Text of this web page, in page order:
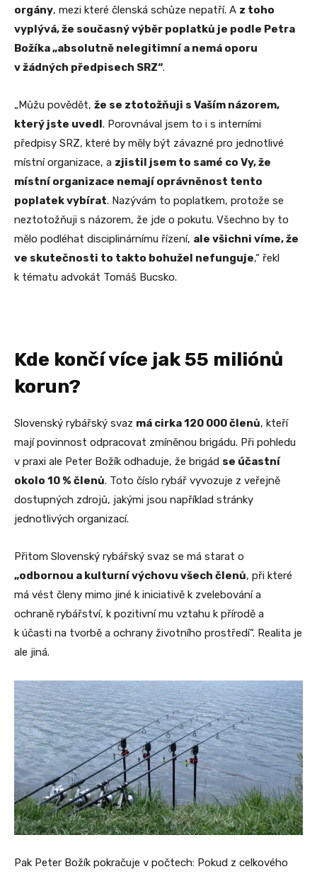
orgány, mezi které členská schůze nepatří. A z toho
vyplývá, že současný výběr poplatků je podle Petra
Božíka „absolutně nelegitimní a nemá oporu
v žádných předpisech SRZ“.
„Můžu povědět, že se ztotožňuji s Vaším názorem,
který jste uvedl . Porovnával jsem to i s interními
předpisy SRZ, které by měly být závazné pro jednotlivé
místní organizace, a zjistil jsem to samé co Vy, že
místní organizace nemají oprávněnost tento
poplatek vybírat. Nazývám to poplatkem, protože se
neztotožňuji s názorem, že jde o pokutu. Všechno by to
mělo podléhat disciplinárnímu řízení, ale všichni víme, že
ve skutečnosti to takto bohužel nefunguje,“ řekl
k tématu advokát Tomáš Bucsko.
Kde končí více jak 55 miliónů
korun?
Slovenský rybářský svaz má cirka 120 000 členů, kteří
mají povinnost odpracovat zmíněnou brigádu. Při pohledu
v praxi ale Peter Božík odhaduje, že brigád se účastní
okolo 10 % členů. Toto číslo rybář vyvozuje z veřejně
dostupných zdrojů, jakými jsou například stránky
jednotlivých organizací.
Přitom Slovenský rybářský svaz se má starat o
„odbornou a kulturní výchovu všech členů, při které
má vést členy mimo jiné k iniciativě k zvelebování a
ochraně rybářství, k pozitivní mu vztahu k přírodě a
k účasti na tvorbě a ochrany životního prostředí“. Realita je
ale jiná.
Pak Peter Božík pokračuje v počtech: Pokud z celkového